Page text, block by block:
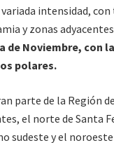
intensidad,
y zonas
de Noviembre, con
polares.
parte de la Región
el norte de Santa
sudeste y el noroeste